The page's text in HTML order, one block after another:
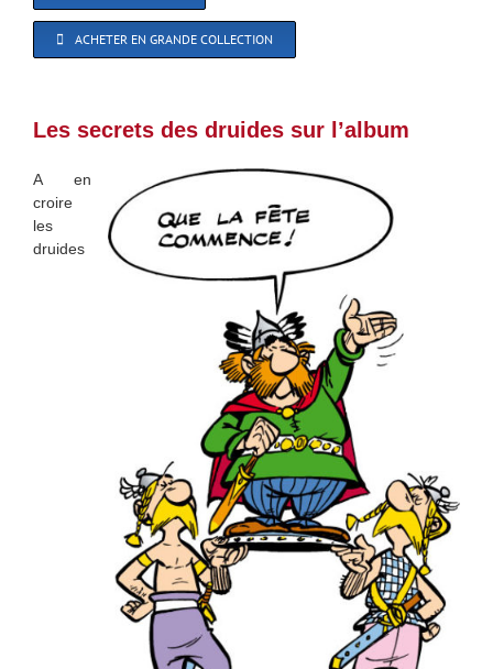
ACHETER EN GRANDE COLLECTION
Les secrets des druides sur l’album
A en
croire
les
druides